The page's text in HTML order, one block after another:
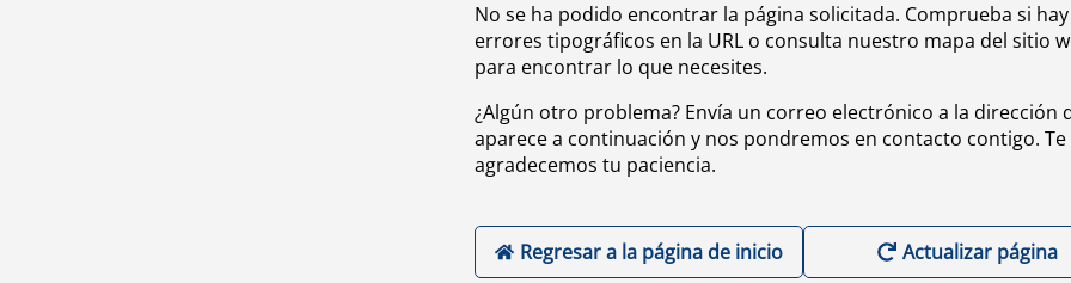
No se ha podido encontrar la página solicitada. Comprueba si hay
errores tipográficos en la URL o consulta nuestro mapa del sitio
para encontrar lo que necesites.
¿Algún otro problema? Envía un correo electrónico a la dirección
aparece a continuación y nos pondremos en contacto contigo. Te
agradecemos tu paciencia.
Regresar a la página de inicio Actualizar página